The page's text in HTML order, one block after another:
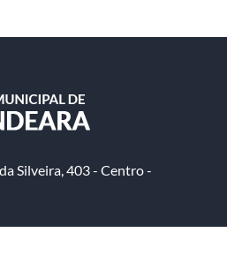
Silveira, 403 - Centro -